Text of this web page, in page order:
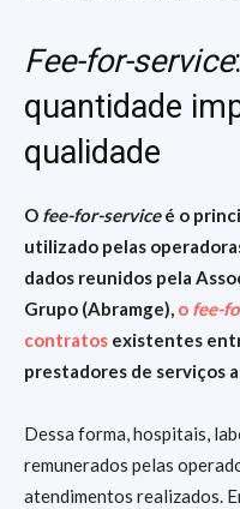
Fee-for-service
quantidade
qualidade
O fee-for-serviceé o
utilizado pelas
dados reunidos pela
Grupo (Abramge), o fee-
contratos existentes
prestadores de serviços
Dessa forma, hospitais,
remunerados pelas
atendimentos realizados.